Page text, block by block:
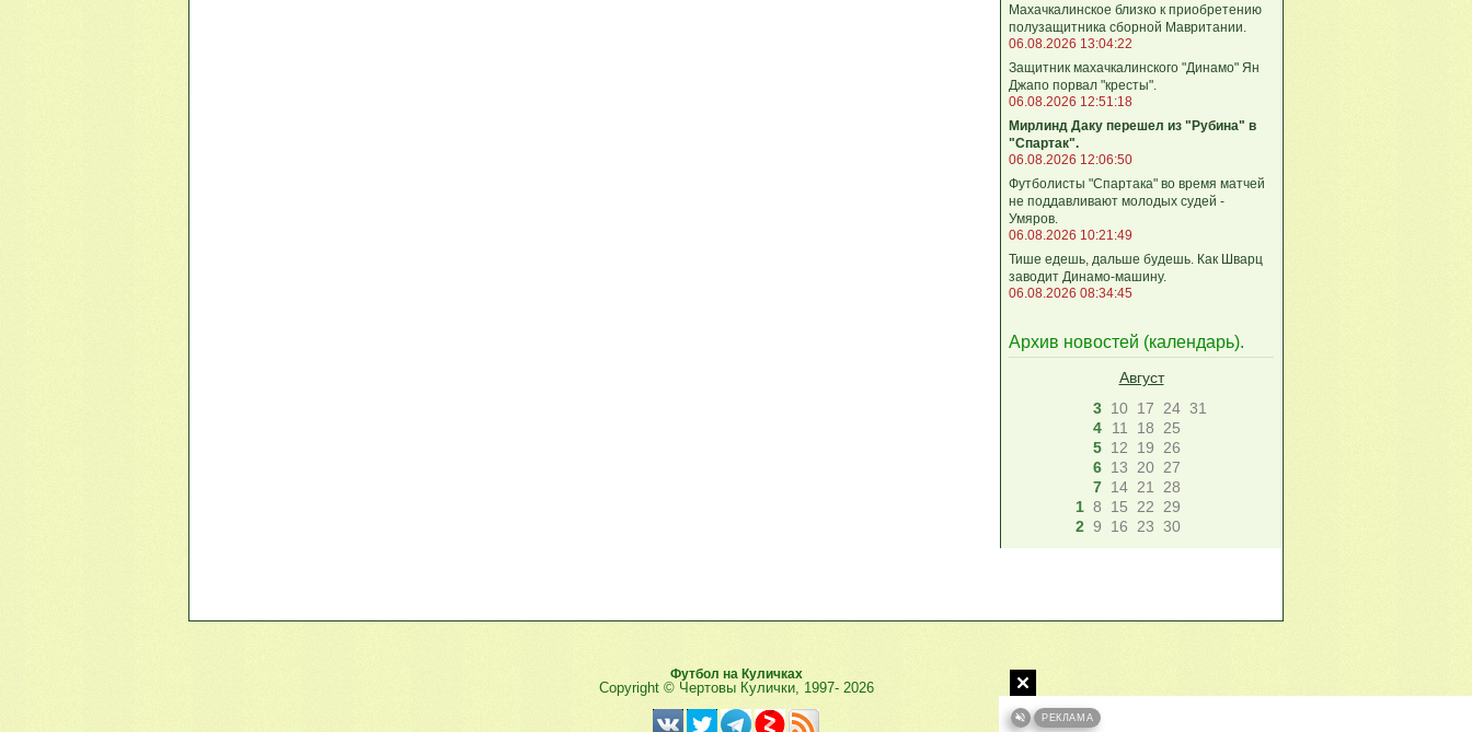
Махачкалинское близко к приобретению
полузащитника сборной Мавритании.
06.08.2026 13:04:22
Защитник махачкалинского "Динамо" Ян
Джапо порвал "кресты".
06.08.2026 12:51:18
Мирлинд Даку перешел из "Рубина" в
"Спартак".
06.08.2026 12:06:50
Футболисты "Спартака" во время матчей
не поддавливают молодых судей -
Умяров.
06.08.2026 10:21:49
Тише едешь, дальше будешь. Как Шварц
заводит Динамо-машину.
06.08.2026 08:34:45
Архив новостей (календарь).
Август
3 10 17 24 31
4
11 18
25
5 12 19
26
6 13 20 27
7 14 21
28
1 8 15 22
29
2 9 16 23 30
Футбол на Куличках
Copyright © Чертовы Кулички, 1997- 2026
РЕКЛАМА